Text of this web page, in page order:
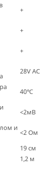
+
+
+
28V AC
40℃
<2мВ
и
<2 Ом
19 см
1,2 м